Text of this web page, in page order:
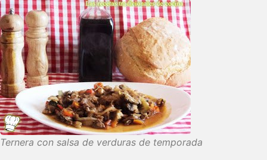
Ternera con salsa de verduras de temporada